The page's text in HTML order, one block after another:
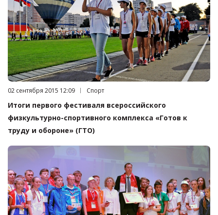
Дата публикации:
02 сентября 2015 12:09 Категория:
Спорт
Итоги первого фестиваля всероссийского
физкультурно-спортивного комплекса «Готов к
труду и обороне» (ГТО)